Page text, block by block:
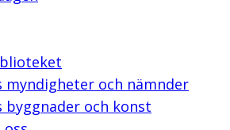
myndigheter och nämnder
byggnader och konst